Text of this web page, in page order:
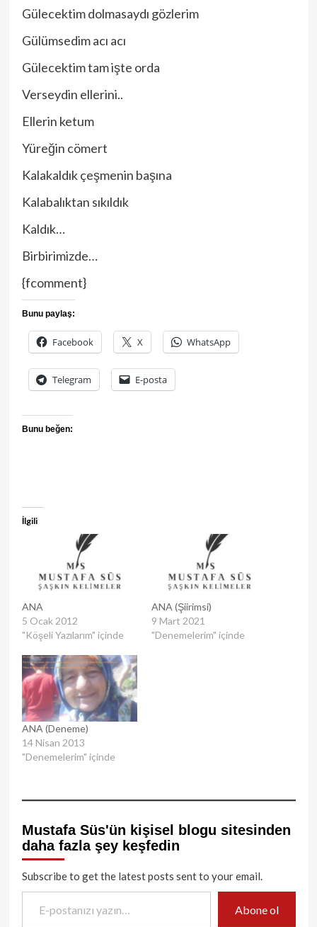
Gülecektim dolmasaydı gözlerim
Gülümsedim acı acı
Gülecektim tam işte orda
Verseydin ellerini..
Ellerin ketum
Yüreğin cömert
Kalakaldık çeşmenin başına
Kalabalıktan sıkıldık
Kaldık…
Birbirimizde…
{fcomment}
Bunu paylaş:
Facebook X WhatsApp
Telegram E-posta
Bunu beğen:
İlgili
ANA
5 Ocak 2012
"Köşeli Yazılarım" içinde
ANA (Şiirimsi)
9 Mart 2021
"Denemelerim" içinde
ANA (Deneme)
14 Nisan 2013
"Denemelerim" içinde
Mustafa Süs'ün kişisel blogu sitesinden
daha fazla şey keşfedin
Subscribe to get the latest posts sent to your email.
E-postanızı yazın…
Abone ol